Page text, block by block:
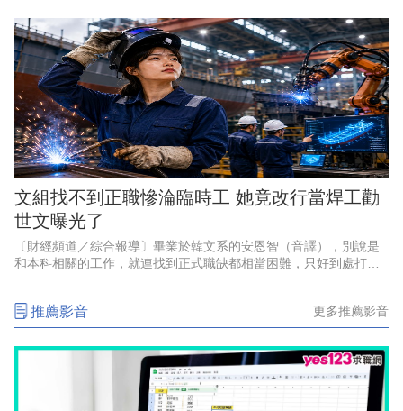
信中還
文組找不到正職慘淪臨時工 她竟改行當焊工勸
世文曝光了
〔財經頻道／綜合報導〕畢業於韓文系的安恩智（音譯），別說是
和本科相關的工作，就連找到正式職缺都相當困難，只好到處打
推薦影音 更多推薦影音